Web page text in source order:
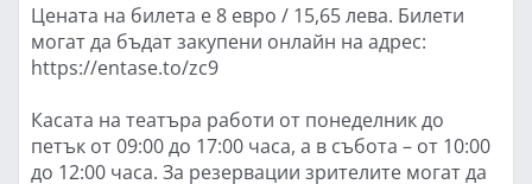
Цената на билета е 8 евро / 15,65 лева. Билети
могат да бъдат закупени онлайн на адрес:
https://entase.to/zc9
Касата на театъра работи от понеделник до
петък от 09:00 до 17:00 часа, а в събота – от 10:00
до 12:00 часа. За резервации зрителите могат да